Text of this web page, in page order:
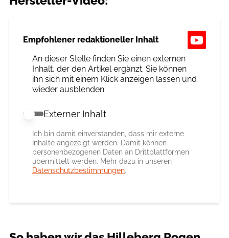
Empfohlener redaktioneller Inhalt
An dieser Stelle finden Sie einen externen
Inhalt, der den Artikel ergänzt. Sie können
ihn sich mit einem Klick anzeigen lassen und
wieder ausblenden.
Externer Inhalt erlauben
Externer Inhalt
Ich bin damit einverstanden, dass mir externe
Inhalte angezeigt werden. Damit können
personenbezogenen Daten an Drittplattformen
übermittelt werden. Mehr dazu in unseren
Datenschutzbestimmungen.